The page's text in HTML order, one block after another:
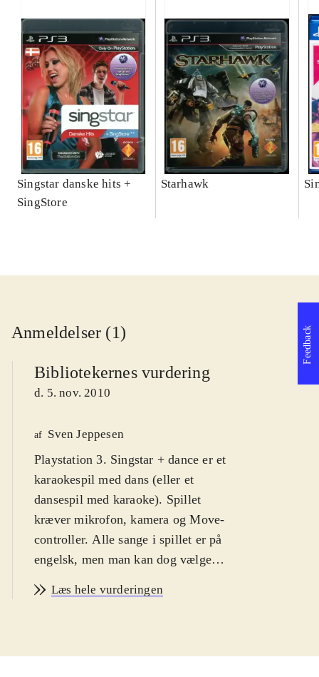
Singstar danske hits +
SingStore
Starhawk
Anmeldelser (1)
Bibliotekernes vurdering
d. 5. nov. 2010
af Sven Jeppesen
Playstation 3. Singstar + dance er et
karaokespil med dans (eller et
dansespil med karaoke). Spillet
kræver mikrofon, kamera og Move-
controller. Alle sange i spillet er på
engelsk, men man kan dog vælge
er 12 pga. grimt sprog i
rimeligt engelsk for at kunne score i
Læs hele vurderingen
Feedback